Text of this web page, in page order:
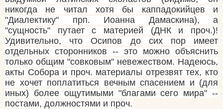
никогда не читал хотя бы каппадокийцев и
"Диалектику" прп. Иоанна Дамаскина), а
"сущность" путает с материей (ДНК и проч.)!
Удивительно, что Осипов до сих пор имеет
отдельных сторонников -- это можно объяснить
только общим "совковым" невежеством. Надеюсь,
акты Собора и проч. материалы отрезвят тех, кто
не хочет поплатиться вечным спасением и (для
иных) более ощутимыми "благами сего мира" --
постами, должностями и проч.